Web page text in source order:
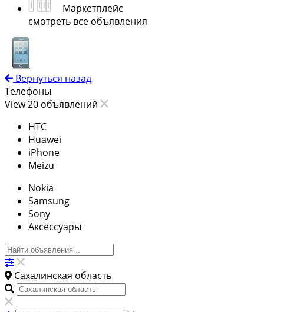
Маркетплейс
смотреть все объявления
Вернуться назад
Телефоны
View 20 объявлений
HTC
Huawei
iPhone
Meizu
Nokia
Samsung
Sony
Аксессуары
Сахалинская область